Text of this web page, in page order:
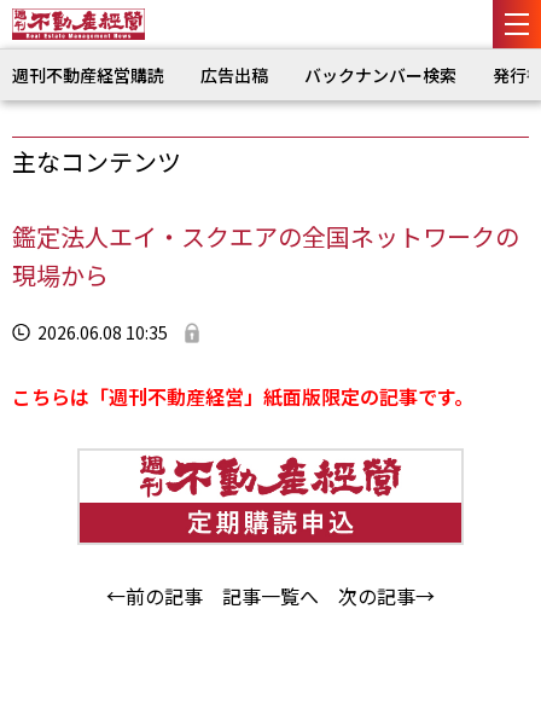
週刊不動産経営購読 広告出稿 バックナンバー検索 発行
主なコンテンツ
鑑定法人エイ・スクエアの全国ネットワークの
現場から
2026.06.08 10:35
こちらは「週刊不動産経営」紙面版限定の記事です。
←前の記事 記事一覧へ 次の記事→